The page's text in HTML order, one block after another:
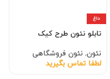
داغ
تابلو نئون طرح کیک
نئون, نئون فروشگاهی
لطفا تماس بگیرید